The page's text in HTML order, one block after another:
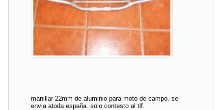
manillar 22mm de aluminio para moto de campo. se
envia atoda españa. solo contesto al tlf.